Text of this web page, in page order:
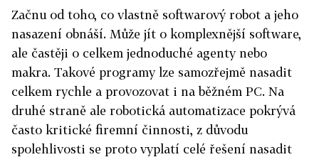
Začnu od toho, co vlastně softwarový robot a jeho
nasazení obnáší. Může jít o komplexnější software,
ale častěji o celkem jednoduché agenty nebo
makra. Takové programy lze samozřejmě nasadit
celkem rychle a provozovat i na běžném PC. Na
druhé straně ale robotická automatizace pokrývá
často kritické firemní činnosti, z důvodu
spolehlivosti se proto vyplatí celé řešení nasadit